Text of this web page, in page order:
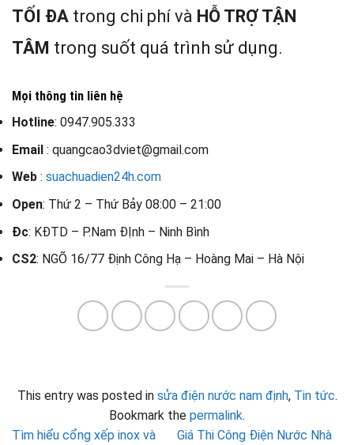
TỐI ĐA trong chi phí và HỖ TRỢ TẬN
TÂM trong suốt quá trình sử dụng.
Mọi thông tin liên hệ
Hotline: 0947.905.333
Email : quangcao3dviet@gmail.com
Web : suachuadien24h.com
Open: Thứ 2 – Thứ Bảy 08:00 – 21:00
Đc: KĐTD – P.Nam ĐỊnh – Ninh Bình
CS2: NGÕ 16/77 Định Công Hạ – Hoàng Mai – Hà Nội
This entry was posted in sửa điện nước nam định, Tin tức.
Bookmark the permalink.
Tìm hiểu cổng xếp inox và
Giá Thi Công Điện Nước Nhà